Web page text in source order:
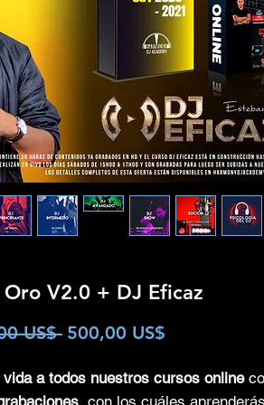
V2.0 + DJ Eficaz
US$ Precio
500,00 US$
oferta
a todos nuestros cursos online
, con los cuáles